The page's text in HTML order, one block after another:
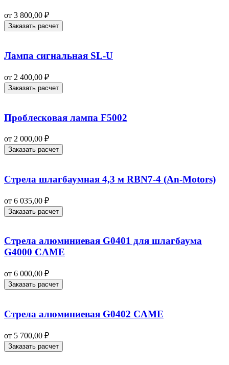
от 3 800,00 ₽
Заказать расчет
Лампа сигнальная SL-U
от 2 400,00 ₽
Заказать расчет
Проблесковая лампа F5002
от 2 000,00 ₽
Заказать расчет
Стрела шлагбаумная 4,3 м RBN7-4 (An-Motors)
от 6 035,00 ₽
Заказать расчет
Стрела алюминиевая G0401 для шлагбаума
G4000 CAME
от 6 000,00 ₽
Заказать расчет
Стрела алюминиевая G0402 CAME
от 5 700,00 ₽
Заказать расчет